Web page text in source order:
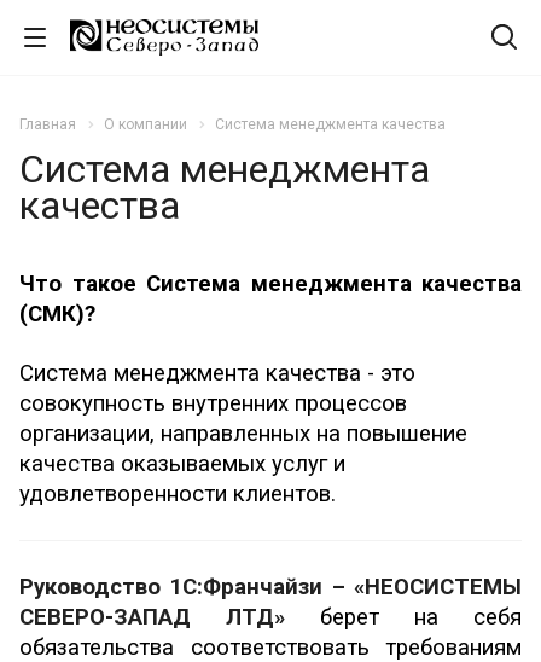
Главная О компании Система менеджмента качества
Система менеджмента
качества
Что такое Система менеджмента качества
(СМК)?
Система менеджмента качества - это
совокупность внутренних процессов
организации, направленных на повышение
качества оказываемых услуг и
удовлетворенности клиентов.
Руководство 1С:Франчайзи – «НЕОСИСТЕМЫ
СЕВЕРО-ЗАПАД ЛТД» берет на себя
обязательства соответствовать требованиям